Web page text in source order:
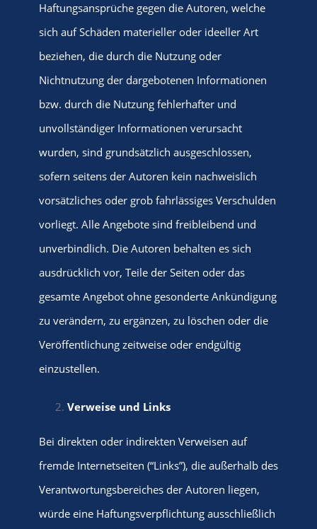
Haftungsansprüche gegen die Autoren, welche
sich auf Schäden materieller oder ideeller Art
beziehen, die durch die Nutzung oder
Nichtnutzung der dargebotenen Informationen
bzw. durch die Nutzung fehlerhafter und
unvollständiger Informationen verursacht
wurden, sind grundsätzlich ausgeschlossen,
sofern seitens der Autoren kein nachweislich
vorsätzliches oder grob fahrlässiges Verschulden
vorliegt. Alle Angebote sind freibleibend und
unverbindlich. Die Autoren behalten es sich
ausdrücklich vor, Teile der Seiten oder das
gesamte Angebot ohne gesonderte Ankündigung
zu verändern, zu ergänzen, zu löschen oder die
Veröffentlichung zeitweise oder endgültig
einzustellen.
Verweise und Links
Bei direkten oder indirekten Verweisen auf
fremde Internetseiten (“Links”), die außerhalb des
Verantwortungsbereiches der Autoren liegen,
würde eine Haftungsverpflichtung ausschließlich